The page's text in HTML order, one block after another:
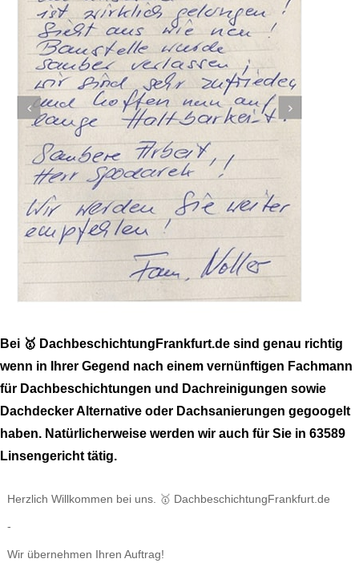
Bei 🥇 DachbeschichtungFrankfurt.de sind genau richtig
wenn in Ihrer Gegend nach einem vernünftigen Fachmann
für Dachbeschichtungen und Dachreinigungen sowie
Dachdecker Alternative oder Dachsanierungen gegoogelt
haben. Natürlicherweise werden wir auch für Sie in 63589
Linsengericht tätig.
Herzlich Willkommen bei uns. 🥇 DachbeschichtungFrankfurt.de
-
Wir übernehmen Ihren Auftrag!